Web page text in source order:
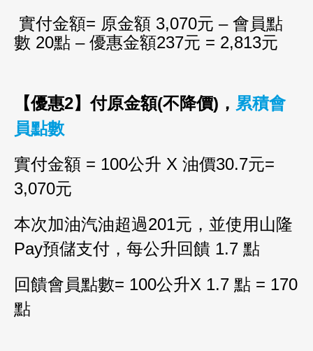
貨態查詢
實付金額= 原金額 3,070元 – 會員點
數 20點 – 優惠金額237元 = 2,813元
【優惠2】付原金額(不降價) ， 累積會
員點數
實付金額 = 100公升 X 油價30.7元=
3,070元
本次加油汽油超過201元，並使用山隆
Pay預儲支付 ， 每公升回饋 1.7 點
回饋會員點數= 100公升X 1.7 點 = 170
點